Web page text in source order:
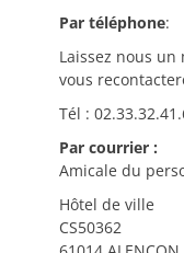
Par téléphone:
Laissez nous
vous
Tél :
Par courrier :
Amicale du
Hôtel de ville
CS50362